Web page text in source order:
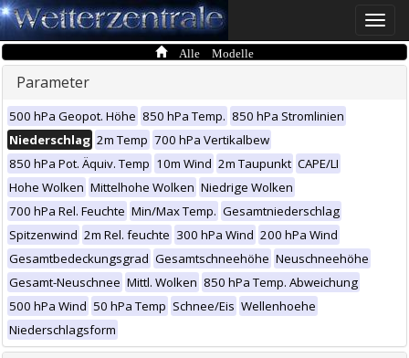
Toggle
Alle Modelle
Parameter
500 hPa Geopot. Höhe 850 hPa Temp. 850 hPa Stromlinien
Niederschlag 2m Temp 700 hPa Vertikalbew
850 hPa Pot. Äquiv. Temp 10m Wind 2m Taupunkt CAPE/LI
Hohe Wolken Mittelhohe Wolken Niedrige Wolken
700 hPa Rel. Feuchte Min/Max Temp. Gesamtniederschlag
Spitzenwind 2m Rel. feuchte 300 hPa Wind 200 hPa Wind
Gesamtbedeckungsgrad Gesamtschneehöhe Neuschneehöhe
Gesamt-Neuschnee Mittl. Wolken 850 hPa Temp. Abweichung
500 hPa Wind 50 hPa Temp Schnee/Eis Wellenhoehe
Niederschlagsform